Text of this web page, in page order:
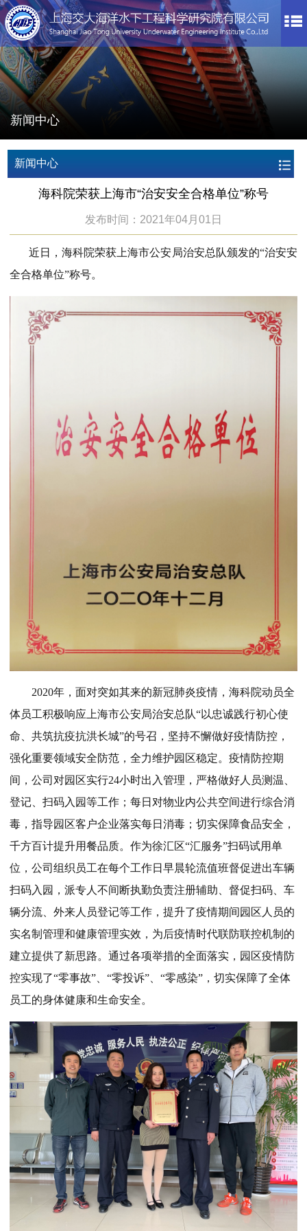
新闻中心
新闻中心
海科院荣获上海市“治安安全合格单位”称号
发布时间：2021年04月01日
近日，海科院荣获上海市公安局治安总队颁发的“治安安
全合格单位”称号。
2020年，面对突如其来的新冠肺炎疫情，海科院动员全
体员工积极响应上海市公安局治安总队“以忠诚践行初心使
命、共筑抗疫抗洪长城”的号召，坚持不懈做好疫情防控，
强化重要领域安全防范，全力维护园区稳定。疫情防控期
间，公司对园区实行24小时出入管理，严格做好人员测温、
登记、扫码入园等工作；每日对物业内公共空间进行综合消
毒，指导园区客户企业落实每日消毒；切实保障食品安全，
千方百计提升用餐品质。作为徐汇区“汇服务”扫码试用单
位，公司组织员工在每个工作日早晨轮流值班督促进出车辆
扫码入园，派专人不间断执勤负责注册辅助、督促扫码、车
辆分流、外来人员登记等工作，提升了疫情期间园区人员的
实名制管理和健康管理实效，为后疫情时代联防联控机制的
建立提供了新思路。通过各项举措的全面落实，园区疫情防
控实现了“零事故”、“零投诉”、“零感染”，切实保障了全体
员工的身体健康和生命安全。